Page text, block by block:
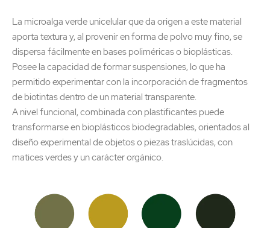
La microalga verde unicelular que da origen a este material
aporta textura y, al provenir en forma de polvo muy fino, se
dispersa fácilmente en bases poliméricas o bioplásticas.
Posee la capacidad de formar suspensiones, lo que ha
permitido experimentar con la incorporación de fragmentos
de biotintas dentro de un material transparente.
A nivel funcional, combinada con plastificantes puede
transformarse en bioplásticos biodegradables, orientados al
diseño experimental de objetos o piezas traslúcidas, con
matices verdes y un carácter orgánico.